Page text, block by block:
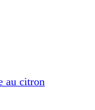
au citron